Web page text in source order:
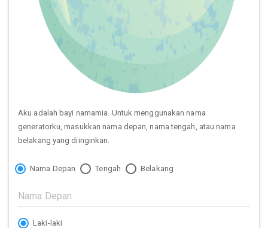
Aku adalah bayi namamia. Untuk menggunakan nama
generatorku, masukkan nama depan, nama tengah, atau nama
belakang yang diinginkan.
Nama Depan Tengah Belakang
Laki-laki